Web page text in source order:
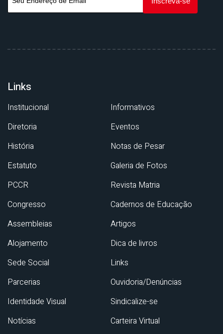
Links
Institucional
Diretoria
História
Estatuto
PCCR
Congresso
Assembleias
Alojamento
Sede Social
Parcerias
Identidade Visual
Notícias
Informativos
Eventos
Notas de Pesar
Galeria de Fotos
Revista Matria
Cadernos de Educação
Artigos
Dica de livros
Links
Ouvidoria/Denúncias
Sindicalize-se
Carteira Virtual